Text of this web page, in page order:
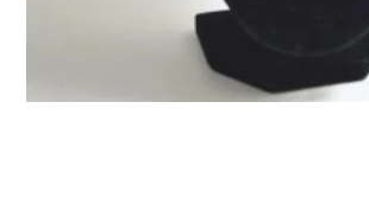
¡Suscríbete y
transforma tus
Pesebres, tu